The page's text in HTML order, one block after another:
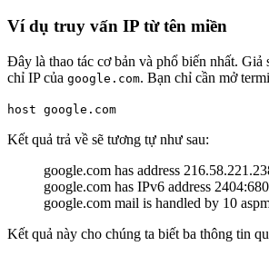
Ví dụ truy vấn IP từ tên miền
Đây là thao tác cơ bản và phổ biến nhất. Giả
chỉ IP của google.com. Bạn chỉ cần mở
host google.com
Kết quả trả về sẽ tương tự như sau:
google.com has address
google.com has IPv6 address
google.com mail is handled by 10
Kết quả này cho chúng ta biết ba thông tin